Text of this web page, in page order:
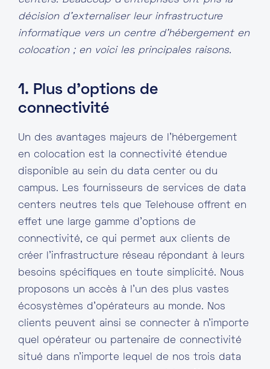
décision d’externaliser leur infrastructure
informatique vers un centre d’hébergement en
colocation ; en voici les principales raisons.
1. Plus d’options de
connectivité
Un des avantages majeurs de l’hébergement
en colocation est la connectivité étendue
disponible au sein du data center ou du
campus. Les fournisseurs de services de data
centers neutres tels que Telehouse offrent en
effet une large gamme d’options de
connectivité, ce qui permet aux clients de
créer l’infrastructure réseau répondant à leurs
besoins spécifiques en toute simplicité. Nous
proposons un accès à l’un des plus vastes
écosystèmes d’opérateurs au monde. Nos
clients peuvent ainsi se connecter à n’importe
quel opérateur ou partenaire de connectivité
situé dans n’importe lequel de nos trois data